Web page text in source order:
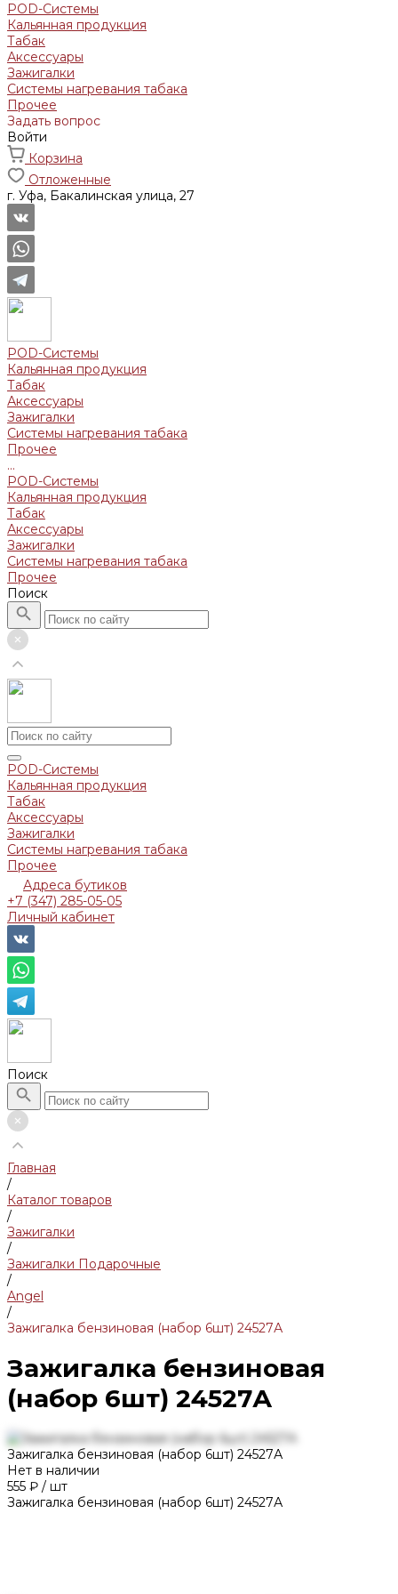
POD-Системы
Кальянная продукция
Табак
Аксессуары
Зажигалки
Системы нагревания табака
Прочее
Задать вопрос
Войти
Корзина
Отложенные
г. Уфа, Бакалинская улица, 27
POD-Системы
Кальянная продукция
Табак
Аксессуары
Зажигалки
Системы нагревания табака
Прочее
...
POD-Системы
Кальянная продукция
Табак
Аксессуары
Зажигалки
Системы нагревания табака
Прочее
Поиск
POD-Системы
Кальянная продукция
Табак
Аксессуары
Зажигалки
Системы нагревания табака
Прочее
Адреса бутиков
+7 (347) 285-05-05
Личный кабинет
Поиск
Главная
/
Каталог товаров
/
Зажигалки
/
Зажигалки Подарочные
/
Angel
/
Зажигалка бензиновая (набор 6шт) 24527А
Зажигалка бензиновая
(набор 6шт) 24527А
Зажигалка бензиновая (набор 6шт) 24527А
Нет в наличии
555 ₽ / шт
Зажигалка бензиновая (набор 6шт) 24527А